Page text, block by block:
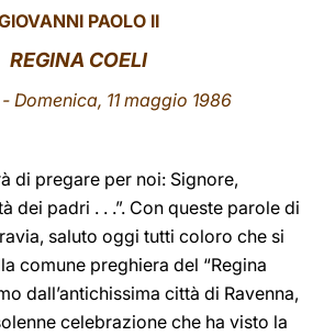
PAOLO II
REGINA COELI
Domenica, 11 maggio 1986
di pregare per noi: Signore,
dei padri . . .”. Con queste parole di
saluto oggi tutti coloro che si
comune preghiera del “Regina
dall’antichissima città di Ravenna,
celebrazione che ha visto la